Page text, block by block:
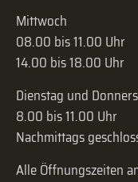
Mittwoch
08.00 bis 11.00 Uhr
14.00 bis 18.00 Uhr
Dienstag und
8.00 bis 11.00 Uhr
Nachmittags
Alle Öffnungszeiten